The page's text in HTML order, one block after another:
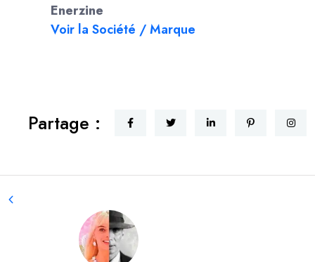
Enerzine
Voir la Société / Marque
Partage :